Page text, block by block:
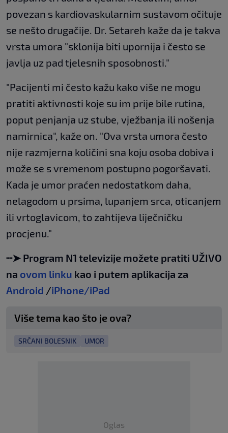
povezan s kardiovaskularnim sustavom očituje
se nešto drugačije. Dr. Setareh kaže da je takva
vrsta umora "sklonija biti upornija i često se
javlja uz pad tjelesnih sposobnosti."
"Pacijenti mi često kažu kako više ne mogu
pratiti aktivnosti koje su im prije bile rutina,
poput penjanja uz stube, vježbanja ili nošenja
namirnica", kaže on. "Ova vrsta umora često
nije razmjerna količini sna koju osoba dobiva i
može se s vremenom postupno pogoršavati.
Kada je umor praćen nedostatkom daha,
nelagodom u prsima, lupanjem srca, oticanjem
ili vrtoglavicom, to zahtijeva liječničku
procjenu."
┈➤ Program N1 televizije možete pratiti UŽIVO
na ovom linku kao i putem aplikacija za
Android /iPhone/iPad
Više tema kao što je ova?
SRČANI BOLESNIK UMOR
Oglas